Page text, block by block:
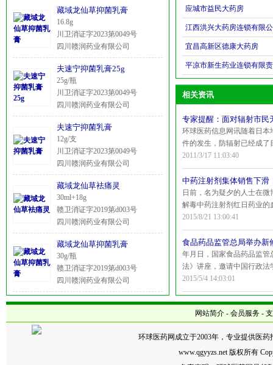
藏域龙仙草抑菌乳膏
16.8g
川卫消证字2023第0049号
四川赣润药业有限公司
夫速宁抑菌乳膏25g
25g/瓶
川卫消证字2023第0049号
四川赣润药业有限公司
夫速宁抑菌乳膏
12g/支
川卫消证字2023第0049号
四川赣润药业有限公司
藏域龙仙草袪痛灵
30ml+18g
赣卫消证字2019第d003号
四川赣润药业有限公司
藏域龙仙草抑菌乳膏
30g/瓶
赣卫消证字2019第d003号
四川赣润药业有限公司
应城市益民大药房
宜昌高新区德康大药房
平凉市新生药业连锁有限
相关资讯
专家提醒：面对辐射市民
环球医药信息网讯随着日
件的发生，防辐射已经成
都在贮存防辐射药品，购
辐射对我国不会造成太多
随着核泄漏事件的升级，
忙着买口罩买防辐射服，
也成了市民抢购的热点。
志俊教授表示，这些都没
情况，确实有核辐射物影
时间，在此之前或在此之
2011/3/17 11:03:40
中药注射剂集体销售下滑
日前，名为疑夕的人士在
解毒中药注射剂红日药业
（）康缘药业的热毒灵（
个位数增长，中药注射剂
时之间引发极大关注，中
们先来看看目前中药注射
在公布年的半年报，疑夕
些上市公司的年报数据中
业年年报显示，血必净注
长，相比较，年上半年的
2015/8/21 13:00:41
食品药品监管总局举办新
年月日，国家食品药品监
法》讲座，邀请中国行政
校长博士研究生导师马怀
读。焦红副局长出席。马
《行政诉讼法》，以及食
际，介绍了《行政诉讼法
决定成为共同被告审理程
化的“规则意识程序意识证
2015/5/4 14:03:01
网站简介- 会员服务-
环球医药网成立于2003年，专业提供医
www.qgyyzs.net 版权所有